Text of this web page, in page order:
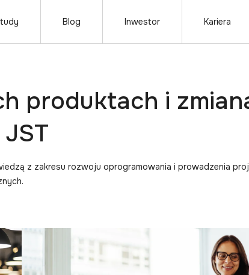
Blog Inwestor Kariera
produktach i
z zakresu rozwoju oprogramowania i prowadzenia